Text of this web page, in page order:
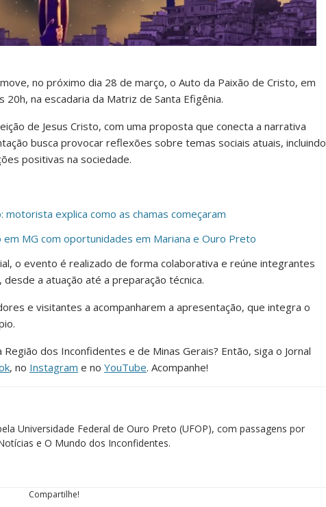
no próximo dia 28 de março, o Auto da Paixão de Cristo, em
na escadaria da Matriz de Santa Efigênia.
de Jesus Cristo, com uma proposta que conecta a narrativa
busca provocar reflexões sobre temas sociais atuais, incluindo
positivas na sociedade.
explica como as chamas começaram
MG com oportunidades em Mariana e Ouro Preto
o evento é realizado de forma colaborativa e reúne integrantes
a atuação até a preparação técnica.
e visitantes a acompanharem a apresentação, que integra o
dos Inconfidentes e de Minas Gerais? Então, siga o Jornal
, no Instagram e no YouTube. Acompanhe!
Universidade Federal de Ouro Preto (UFOP), com passagens por
e O Mundo dos Inconfidentes.
Compartilhe!